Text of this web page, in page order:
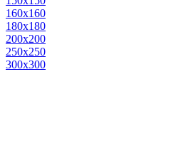
160х160
180х180
200х200
250х250
300х300